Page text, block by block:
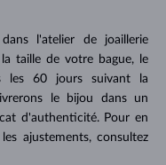
l'atelier de joaillerie
taille de votre bague, le
les 60 jours suivant la
le bijou dans un
d'authenticité. Pour en
ajustements, consultez